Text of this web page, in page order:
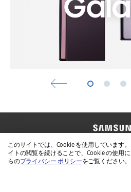
このサイトでは、Cookie を使用しています
イトの閲覧を続けることで、Cookie の使用
らのプライバシー ポリシーをご覧ください。
お問い合わせ
免責事項
個人情